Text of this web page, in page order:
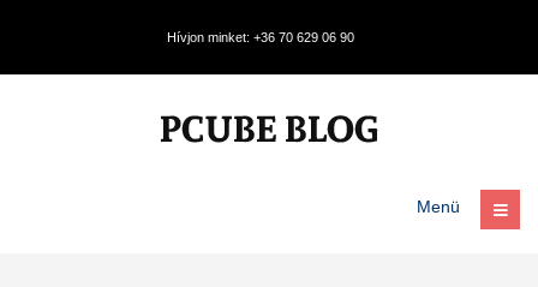
Hívjon minket: +36 70 629 06 90
Menü